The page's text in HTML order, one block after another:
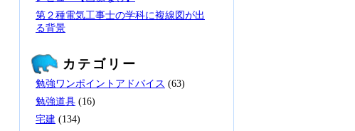
第２種電気工事士の学科に複線図が出
る背景
カテゴリー
勉強ワンポイントアドバイス (63)
勉強道具 (16)
宅建 (134)